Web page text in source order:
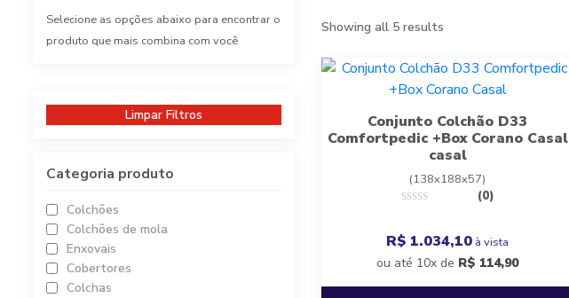
Selecione as opções abaixo para encontrar o
produto que mais combina com você
Limpar Filtros
Categoria produto
Colchões
Colchões de mola
Enxovais
Cobertores
Colchas
Showing all 5 results
Conjunto Colchão D33
Comfortpedic +Box Corano Casal
casal
(138x188x57)
(0)
R$ 1.034,10 à vista
ou até 10x de R$114,90